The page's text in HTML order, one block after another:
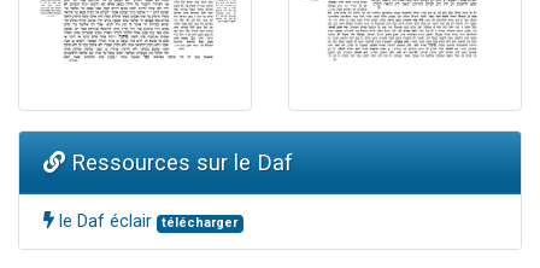
Ressources sur le Daf
le Daf éclair télécharger